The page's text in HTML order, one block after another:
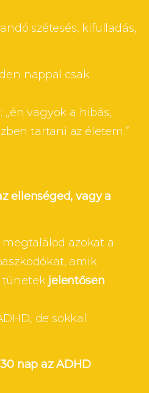
szétesés, kifulladás,
nappal csak
„én vagyok a hibás,
tartani az életem.”
ellenséged, vagy a
megtalálod azokat a
amik
tünetek jelentősen
de sokkal
30 nap az ADHD